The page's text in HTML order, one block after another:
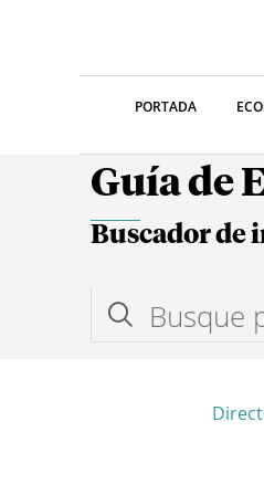
PORTADA
Guía de
Buscador de